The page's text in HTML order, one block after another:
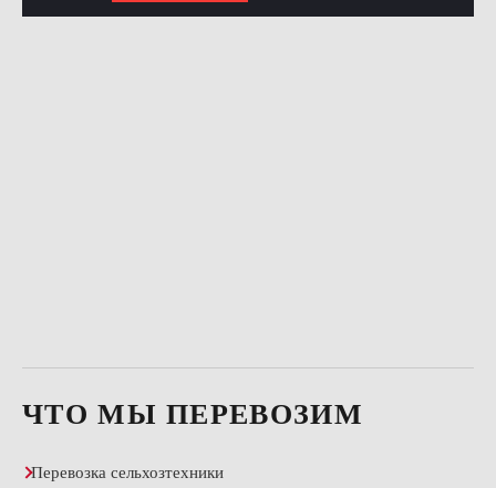
ЧТО МЫ ПЕРЕВОЗИМ
Перевозка сельхозтехники